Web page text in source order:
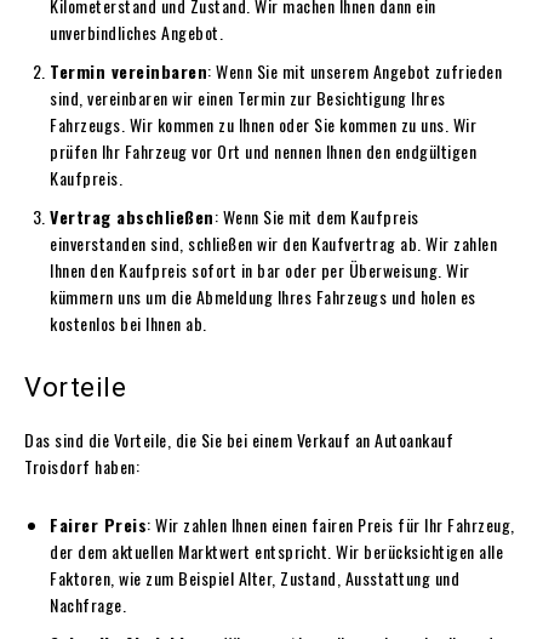
Kilometerstand und Zustand. Wir machen Ihnen dann ein
unverbindliches Angebot.
Termin vereinbaren: Wenn Sie mit unserem Angebot zufrieden
sind, vereinbaren wir einen Termin zur Besichtigung Ihres
Fahrzeugs. Wir kommen zu Ihnen oder Sie kommen zu uns. Wir
prüfen Ihr Fahrzeug vor Ort und nennen Ihnen den endgültigen
Kaufpreis.
Vertrag abschließen: Wenn Sie mit dem Kaufpreis
einverstanden sind, schließen wir den Kaufvertrag ab. Wir zahlen
Ihnen den Kaufpreis sofort in bar oder per Überweisung. Wir
kümmern uns um die Abmeldung Ihres Fahrzeugs und holen es
kostenlos bei Ihnen ab.
Vorteile
Das sind die Vorteile, die Sie bei einem Verkauf an Autoankauf
Troisdorf haben:
Fairer Preis: Wir zahlen Ihnen einen fairen Preis für Ihr Fahrzeug,
der dem aktuellen Marktwert entspricht. Wir berücksichtigen alle
Faktoren, wie zum Beispiel Alter, Zustand, Ausstattung und
Nachfrage.